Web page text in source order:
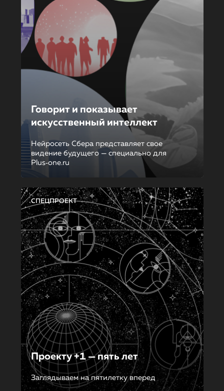
Говорит и показывает
искусственный интеллект
Нейросеть Сбера представляет свое
видение будущего — специально для
Plus‑one.ru
СПЕЦПРОЕКТ
Проекту +1 — пять лет
Заглядываем на пятилетку вперед